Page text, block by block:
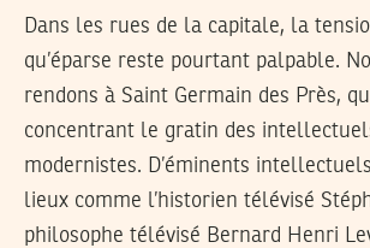
Dans les rues de la capitale, la
qu’éparse reste pourtant palpable.
rendons à Saint Germain des Près,
concentrant le gratin des
modernistes. D’éminents
lieux comme l’historien télévisé
philosophe télévisé Bernard Henri